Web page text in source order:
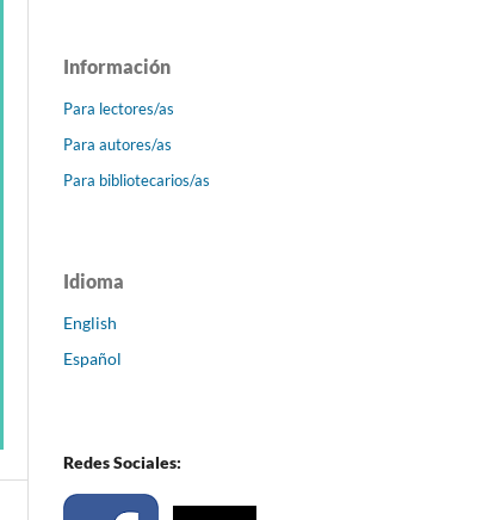
Información
Para lectores/as
Para autores/as
Para bibliotecarios/as
Idioma
English
Español
Redes Sociales: